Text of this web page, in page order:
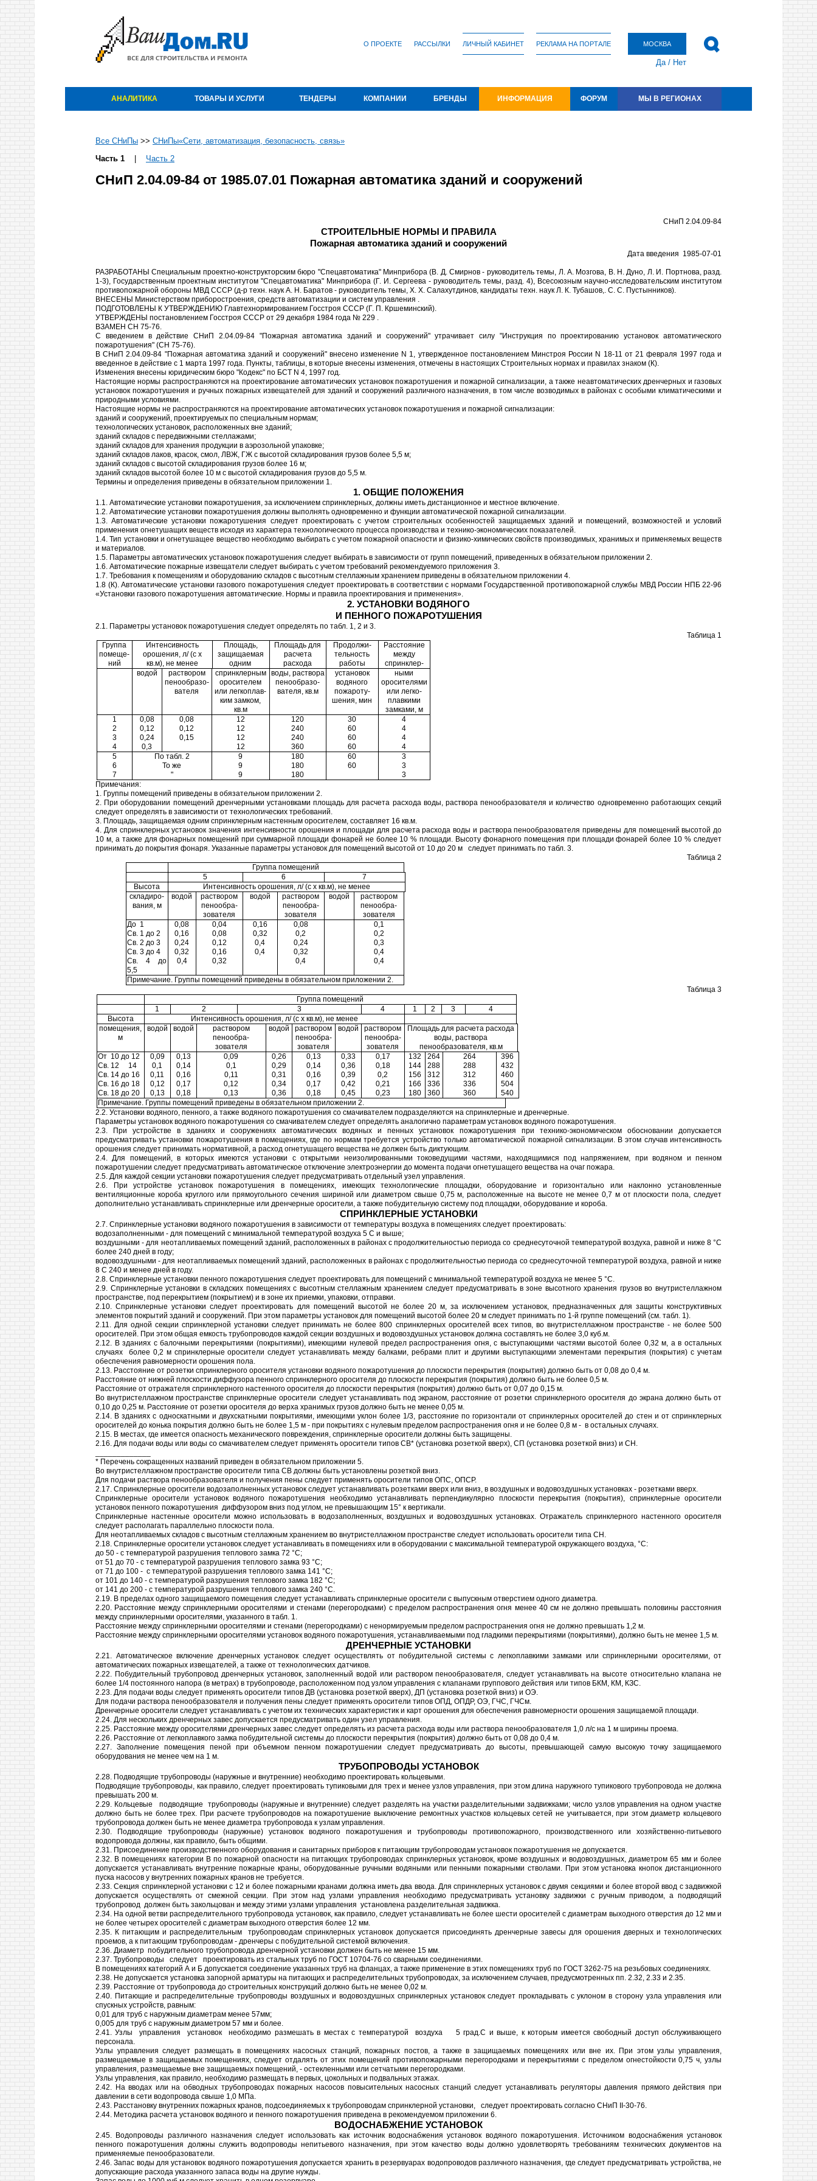
О ПРОЕКТЕ РАССЫЛКИ ЛИЧНЫЙ КАБИНЕТ РЕКЛАМА НА ПОРТАЛЕ МОСКВА
Да/ Нет
АНАЛИТИКА ТОВАРЫ И УСЛУГИ ТЕНДЕРЫ КОМПАНИИ БРЕНДЫ ИНФОРМАЦИЯ ФОРУМ МЫ В РЕГИОНАХ
Все СНиПы >> СНиПы«Сети, автоматизация, безопасность, связь»
Часть 1
Часть 2
СНиП 2.04.09-84 от 1985.07.01 Пожарная автоматика зданий и сооружений
СНиП 2.04.09-84
СТРОИТЕЛЬНЫЕ НОРМЫ И ПРАВИЛА
Пожарная автоматика зданий и сооружений
Дата введения 1985-07-01
РАЗРАБОТАНЫ Специальным проектно-конструкторским бюро "Спецавтоматика" Минприбора (В. Д. Смирнов - руководитель темы, Л. А. Мозгова, В. Н. Дуно, Л. И. Портнова, разд.
1-3), Государственным проектным институтом "Спецавтоматика" Минприбора (Г. И. Сергеева - руководитель темы, разд. 4), Всесоюзным научно-исследовательским институтом
противопожарной обороны МВД СССР (д-р техн. наук А. Н. Баратов - руководитель темы, Х. Х. Салахутдинов, кандидаты техн. наук Л. К. Тубашов,. С. С. Пустынников).
ВНЕСЕНЫ Министерством приборостроения, средств автоматизации и систем управления .
ПОДГОТОВЛЕНЫ К УТВЕРЖДЕНИЮ Главтехнормированием Госстроя СССР (Г. П. Кршеминский).
УТВЕРЖДЕНЫ постановлением Госстроя СССР от 29 декабря 1984 года № 229 .
ВЗАМЕН СН 75-76.
С введением в действие СНиП 2.04.09-84 "Пожарная автоматика зданий и сооружений" утрачивает силу "Инструкция по проектированию установок автоматического
пожаротушения" (СН 75-76).
В СНиП 2.04.09-84 "Пожарная автоматика зданий и сооружений" внесено изменение N 1, утвержденное постановлением Минстроя России N 18-11 от 21 февраля 1997 года и
введенное в действие с 1 марта 1997 года. Пункты, таблицы, в которые внесены изменения, отмечены в настоящих Строительных нормах и правилах знаком (К).
Изменения внесены юридическим бюро "Кодекс" по БСТ N 4, 1997 год.
Настоящие нормы распространяются на проектирование автоматических установок пожаротушения и пожарной сигнализации, а также неавтоматических дренчерных и газовых
установок пожаротушения и ручных пожарных извещателей для зданий и сооружений различного назначения, в том числе возводимых в районах с особыми климатическими и
природными условиями.
Настоящие нормы не распространяются на проектирование автоматических установок пожаротушения и пожарной сигнализации:
зданий и сооружений, проектируемых по специальным нормам;
технологических установок, расположенных вне зданий;
зданий складов с передвижными стеллажами;
зданий складов для хранения продукции в аэрозольной упаковке;
зданий складов лаков, красок, смол, ЛВЖ, ГЖ с высотой складирования грузов более 5,5 м;
зданий складов с высотой складирования грузов более 16 м;
зданий складов высотой более 10 м с высотой складирования грузов до 5,5 м.
Термины и определения приведены в обязательном приложении 1.
1. ОБЩИЕ ПОЛОЖЕНИЯ
1.1. Автоматические установки пожаротушения, за исключением спринклерных, должны иметь дистанционное и местное включение.
1.2. Автоматические установки пожаротушения должны выполнять одновременно и функции автоматической пожарной сигнализации.
1.3. Автоматические установки пожаротушения следует проектировать с учетом строительных особенностей защищаемых зданий и помещений, возможностей и условий
применения огнетушащих веществ исходя из характера технологического процесса производства и технико-экономических показателей.
1.4. Тип установки и огнетушащее вещество необходимо выбирать с учетом пожарной опасности и физико-химических свойств производимых, хранимых и применяемых веществ
и материалов.
1.5. Параметры автоматических установок пожаротушения следует выбирать в зависимости от групп помещений, приведенных в обязательном приложении 2.
1.6. Автоматические пожарные извещатели следует выбирать с учетом требований рекомендуемого приложения 3.
1.7. Требования к помещениям и оборудованию складов с высотным стеллажным хранением приведены в обязательном приложении 4.
1.8 (К). Автоматические установки газового пожаротушения следует проектировать в соответствии с нормами Государственной противопожарной службы МВД России НПБ 22-96
«Установки газового пожаротушения автоматические. Нормы и правила проектирования и применения».
2. УСТАНОВКИ ВОДЯНОГО
И ПЕННОГО ПОЖАРОТУШЕНИЯ
2.1. Параметры установок пожаротушения следует определять по табл. 1, 2 и 3.
Таблица 1
Группа
помеще-
ний
Интенсивность
орошения, л/ (с х
кв.м), не менее
Площадь,
защищаемая
одним
Площадь для
расчета
расхода
Продолжи-
тельность
работы
Расстояние
между
спринклер-
водой
раствором
пенообразо-
вателя
спринклерным
оросителем
или легкоплав-
ким замком,
кв.м
воды, раствора
пенообразо-
вателя, кв.м
установок
водяного
пожароту-
шения, мин
ными
оросителями
или легко-
плавкими
замками, м
1
2
3
4
0,08
0,12
0,24
0,3
0,08
0,12
0,15
12
12
12
12
120
240
240
360
30
60
60
60
4
4
4
4
5
6
7
По табл. 2
То же
"
9
9
9
180
180
180
60
60
3
3
3
Примечания:
1. Группы помещений приведены в обязательном приложении 2.
2. При оборудовании помещений дренчерными установками площадь для расчета расхода воды, раствора пенообразователя и количество одновременно работающих секций
следует определять в зависимости от технологических требований.
3. Площадь, защищаемая одним спринклерным настенным оросителем, составляет 16 кв.м.
4. Для спринклерных установок значения интенсивности орошения и площади для расчета расхода воды и раствора пенообразователя приведены для помещений высотой до
10 м, а также для фонарных помещений при суммарной площади фонарей не более 10 % площади. Высоту фонарного помещения при площади фонарей более 10 % следует
принимать до покрытия фонаря. Указанные параметры установок для помещений высотой от 10 до 20 м следует принимать по табл. 3.
Таблица 2
Группа помещений
5
6
7
Высота
Интенсивность орошения, л/ (с х кв.м), не менее
складиро-
вания, м
водой
раствором
пенообра-
зователя
водой
раствором
пенообра-
зователя
водой
раствором
пенообра-
зователя
До 1
Св. 1 до 2
Св. 2 до 3
Св. 3 до 4
Св. 4 до
5,5
0,08
0,16
0,24
0,32
0,4
0,04
0,08
0,12
0,16
0,32
0,16
0,32
0,4
0,4
0,08
0,2
0,24
0,32
0,4
0,1
0,2
0,3
0,4
0,4
Примечание. Группы помещений приведены в обязательном приложении 2.
Таблица 3
Группа помещений
1
2 3 4 1 2 3
4
Высота
Интенсивность орошения, л/ (с х кв.м), не менее
помещения,
м
водой водой
раствором
пенообра-
зователя
водой
раствором
пенообра-
зователя
водой
раствором
пенообра-
зователя
Площадь для расчета расхода
воды, раствора
пенообразователя, кв.м
От 10 до 12
Св. 12 14
Св. 14 до 16
Св. 16 до 18
Св. 18 до 20
0,09
0,1
0,11
0,12
0,13
0,13
0,14
0,16
0,17
0,18
0,09
0,1
0,11
0,12
0,13
0,26
0,29
0,31
0,34
0,36
0,13
0,14
0,16
0,17
0,18
0,33
0,36
0,39
0,42
0,45
0,17
0,18
0,2
0,21
0,23
132
144
156
166
180
264
288
312
336
360
264
288
312
336
360
396
432
460
504
540
Примечание. Группы помещений приведены в обязательном приложении 2.
2.2. Установки водяного, пенного, а также водяного пожаротушения со смачивателем подразделяются на спринклерные и дренчерные.
Параметры установок водяного пожаротушения со смачивателем следует определять аналогично параметрам установок водяного пожаротушения.
2.3. При устройстве в зданиях и сооружениях автоматических водяных и пенных установок пожаротушения при технико-экономическом обосновании допускается
предусматривать установки пожаротушения в помещениях, где по нормам требуется устройство только автоматической пожарной сигнализации. В этом случав интенсивность
орошения следует принимать нормативной, а расход огнетушащего вещества не должен быть диктующим.
2.4. Для помещений, в которых имеются установки с открытыми неизолированными токоведущими частями, находящимися под напряжением, при водяном и пенном
пожаротушении следует предусматривать автоматическое отключение электроэнергии до момента подачи огнетушащего вещества на очаг пожара.
2.5. Для каждой секции установки пожаротушения следует предусматривать отдельный узел управления.
2.6. При устройстве установок пожаротушения в помещениях, имеющих технологические площадки, оборудование и горизонтально или наклонно установленные
вентиляционные короба круглого или прямоугольного сечения шириной или диаметром свыше 0,75 м, расположенные на высоте не менее 0,7 м от плоскости пола, следует
дополнительно устанавливать спринклерные или дренчерные оросители, а также побудительную систему под площадки, оборудование и короба.
СПРИНКЛЕРНЫЕ УСТАНОВКИ
2.7. Спринклерные установки водяного пожаротушения в зависимости от температуры воздуха в помещениях следует проектировать:
водозаполненными - для помещений с минимальной температурой воздуха 5 С и выше;
воздушными - для неотапливаемых помещений зданий, расположенных в районах с продолжительностью периода со среднесуточной температурой воздуха, равной и ниже 8 °С
более 240 дней в году;
водовоздушными - для неотапливаемых помещений зданий, расположенных в районах с продолжительностью периода со среднесуточной температурой воздуха, равной и ниже
8 С 240 и менее дней в году.
2.8. Спринклерные установки пенного пожаротушения следует проектировать для помещений с минимальной температурой воздуха не менее 5 °С.
2.9. Спринклерные установки в складских помещениях с высотным стеллажным хранением следует предусматривать в зоне высотного хранения грузов во внутристеллажном
пространстве, под перекрытием (покрытием) и в зоне их приемки, упаковки, отправки.
2.10. Спринклерные установки следует проектировать для помещений высотой не более 20 м, за исключением установок, предназначенных для защиты конструктивных
элементов покрытий зданий и сооружений. При этом параметры установок для помещений высотой более 20 м следует принимать по 1-й группе помещений (см. табл. 1).
2.11. Для одной секции спринклерной установки следует принимать не более 800 спринклерных оросителей всех типов, во внутристеллажном пространстве - не более 500
оросителей. При этом общая емкость трубопроводов каждой секции воздушных и водовоздушных установок должна составлять не более 3,0 куб.м.
2.12. В зданиях с балочными перекрытиями (покрытиями), имеющими нулевой предел распространения огня, с выступающими частями высотой более 0,32 м, а в остальных
случаях более 0,2 м спринклерные оросители следует устанавливать между балками, ребрами плит и другими выступающими элементами перекрытия (покрытия) с учетам
обеспечения равномерности орошения пола.
2.13. Расстояние от розетки спринклерного оросителя установки водяного пожаротушения до плоскости перекрытия (покрытия) должно быть от 0,08 до 0,4 м.
Расстояние от нижней плоскости диффузора пенного спринклерного оросителя до плоскости перекрытия (покрытия) должно быть не более 0,5 м.
Расстояние от отражателя спринклерного настенного оросителя до плоскости перекрытия (покрытия) должно быть от 0,07 до 0,15 м.
Во внутристеллажном пространстве спринклерные оросители следует устанавливать под экраном, расстояние от розетки спринклерного оросителя до экрана должно быть от
0,10 до 0,25 м. Расстояние от розетки оросителя до верха хранимых грузов должно быть не менее 0,05 м.
2.14. В зданиях с односкатными и двухскатными покрытиями, имеющими уклон более 1/3, расстояние по горизонтали от спринклерных оросителей до стен и от спринклерных
оросителей до конька покрытия должно быть не более 1,5 м - при покрытиях с нулевым пределом распространения огня и не более 0,8 м - в остальных случаях.
2.15. В местах, где имеется опасность механического повреждения, спринклерные оросители должны быть защищены.
2.16. Для подачи воды или воды со смачивателем следует применять оросители типов СВ* (установка розеткой вверх), СП (установка розеткой вниз) и СН.
* Перечень сокращенных названий приведен в обязательном приложении 5.
Во внутристеллажном пространстве оросители типа СВ должны быть установлены розеткой вниз.
Для подачи раствора пенообразователя и получения пены следует применять оросители типов ОПС, ОПСР.
2.17. Спринклерные оросители водозаполненных установок следует устанавливать розетками вверх или вниз, в воздушных и водовоздушных установках - розетками вверх.
Спринклерные оросители установок водяного пожаротушения необходимо устанавливать перпендикулярно плоскости перекрытия (покрытия), спринклерные оросители
установок пенного пожаротушения диффузором вниз под углом, не превышающим 15° к вертикали.
Спринклерные настенные оросители можно использовать в водозаполненных, воздушных и водовоздушных установках. Отражатель спринклерного настенного оросителя
следует располагать параллельно плоскости пола.
Для неотапливаемых складов с высотным стеллажным хранением во внутристеллажном пространстве следует использовать оросители типа СН.
2.18. Спринклерные оросители установок следует устанавливать в помещениях или в оборудовании с максимальной температурой окружающего воздуха, °С:
до 50 - с температурой разрушения теплового замка 72 °С;
от 51 до 70 - с температурой разрушения теплового замка 93 °С;
от 71 до 100 - с температурой разрушения теплового замка 141 °С;
от 101 до 140 - с температурой разрушения теплового замка 182 °С;
от 141 до 200 - с температурой разрушения теплового замка 240 °С.
2.19. В пределах одного защищаемого помещения следует устанавливать спринклерные оросители с выпускным отверстием одного диаметра.
2.20. Расстояние между спринклерными оросителями и стенами (перегородками) с пределом распространения огня менее 40 см не должно превышать половины расстояния
между спринклерными оросителями, указанного в табл. 1.
Расстояние между спринклерными оросителями и стенами (перегородками) с ненормируемым пределом распространения огня не должно превышать 1,2 м.
Расстояние между спринклерными оросителями установок водяного пожаротушения, устанавливаемыми под гладкими перекрытиями (покрытиями), должно быть не менее 1,5 м.
ДРЕНЧЕРНЫЕ УСТАНОВКИ
2.21. Автоматическое включение дренчерных установок следует осуществлять от побудительной системы с легкоплавкими замками или спринклерными оросителями, от
автоматических пожарных извещателей, а также от технологических датчиков.
2.22. Побудительный трубопровод дренчерных установок, заполненный водой или раствором пенообразователя, следует устанавливать на высоте относительно клапана не
более 1/4 постоянного напора (в метрах) в трубопроводе, расположенном под узлом управления с клапанами группового действия или типов БКМ, КМ, КЗС.
2.23. Для подачи воды следует применять оросители типов ДВ (установка розеткой вверх), ДП (установка розеткой вниз) и ОЭ.
Для подачи раствора пенообразователя и получения пены следует применять оросители типов ОПД, ОПДР, ОЭ, ГЧС, ГЧСм.
Дренчерные оросители следует устанавливать с учетом их технических характеристик и карт орошения для обеспечения равномерности орошения защищаемой площади.
2.24. Для нескольких дренчерных завес допускается предусматривать один узел управления.
2.25. Расстояние между оросителями дренчерных завес следует определять из расчета расхода воды или раствора пенообразователя 1,0 л/с на 1 м ширины проема.
2.26. Расстояние от легкоплавкого замка побудительной системы до плоскости перекрытия (покрытия) должно быть от 0,08 до 0,4 м.
2.27. Заполнение помещения пеной при объемном пенном пожаротушении следует предусматривать до высоты, превышающей самую высокую точку защищаемого
оборудования не менее чем на 1 м.
ТРУБОПРОВОДЫ УСТАНОВОК
2.28. Подводящие трубопроводы (наружные и внутренние) необходимо проектировать кольцевыми.
Подводящие трубопроводы, как правило, следует проектировать тупиковыми для трех и менее узлов управления, при этом длина наружного тупикового трубопровода не должна
превышать 200 м.
2.29. Кольцевые подводящие трубопроводы (наружные и внутренние) следует разделять на участки разделительными задвижками; число узлов управления на одном участке
должно быть не более трех. При расчете трубопроводов на пожаротушение выключение ремонтных участков кольцевых сетей не учитывается, при этом диаметр кольцевого
трубопровода должен быть не менее диаметра трубопровода к узлам управления.
2.30. Подводящие трубопроводы (наружные) установок водяного пожаротушения и трубопроводы противопожарного, производственного или хозяйственно-питьевого
водопровода должны, как правило, быть общими.
2.31. Присоединение производственного оборудования и санитарных приборов к питающим трубопроводам установок пожаротушения не допускается.
2.32. В помещениях категории В по пожарной опасности на питающих трубопроводах спринклерных установок, кроме воздушных и водовоздушных, диаметром 65 мм и более
допускается устанавливать внутренние пожарные краны, оборудованные ручными водяными или пенными пожарными стволами. При этом установка кнопок дистанционного
пуска насосов у внутренних пожарных кранов не требуется.
2.33. Секция спринклерной установки с 12 и более пожарными кранами должна иметь два ввода. Для спринклерных установок с двумя секциями и более второй ввод с задвижкой
допускается осуществлять от смежной секции. При этом над узлами управления необходимо предусматривать установку задвижки с ручным приводом, а подводящий
трубопровод должен быть закольцован и между этими узлами управления установлена разделительная задвижка.
2.34. На одной ветви распределительного трубопровода установок, как правило, следует устанавливать не более шести оросителей с диаметрам выходного отверстия до 12 мм и
не более четырех оросителей с диаметрам выходного отверстия более 12 мм.
2.35. К питающим и распределительным трубопроводам спринклерных установок допускается присоединять дренчерные завесы для орошения дверных и технологических
проемов, а к питающим трубопроводам - дренчеры с побудительной системой включения.
2.36. Диаметр побудительного трубопровода дренчерной установки должен быть не менее 15 мм.
2.37. Трубопроводы следует проектировать из стальных труб по ГОСТ 10704-76 со сварными соединениями.
В помещениях категорий А и Б допускается соединение указанных труб на фланцах, а также применение в этих помещениях труб по ГОСТ 3262-75 на резьбовых соединениях.
2.38. Не допускается установка запорной арматуры на питающих и распределительных трубопроводах, за исключением случаев, предусмотренных пп. 2.32, 2.33 и 2.35.
2.39. Расстояние от трубопровода до строительных конструкций должно быть не менее 0,02 м.
2.40. Питающие и распределительные трубопроводы воздушных и водовоздушных спринклерных установок следует прокладывать с уклоном в сторону узла управления или
спускных устройств, равным:
0,01 для труб с наружным диаметрам менее 57мм;
0,005 для труб с наружным диаметром 57 мм и более.
2.41. Узлы управления установок необходимо размешать в местах с температурой воздуха 5 град.С и выше, к которым имеется свободный доступ обслуживающего
персонала.
Узлы управления следует размещать в помещениях насосных станций, пожарных постов, а также в защищаемых помещениях или вне их. При этом узлы управления,
размещаемые в защищаемых помещениях, следует отдалять от этих помещений противопожарными перегородками и перекрытиями с пределом огнестойкости 0,75 ч, узлы
управления, размещаемые вне защищаемых помещений, - остекленными или сетчатыми перегородками.
Узлы управления, как правило, необходимо размещать в первых, цокольных и подвальных этажах.
2.42. На вводах или на обводных трубопроводах пожарных насосов повысительных насосных станций следует устанавливать регуляторы давления прямого действия при
давлении в сети водопровода свыше 1,0 МПа.
2.43. Расстановку внутренних пожарных кранов, подсоединяемых к трубопроводам спринклерной установки, следует проектировать согласно СНиП II-30-76.
2.44. Методика расчета установок водяного и пенного пожаротушения приведена в рекомендуемом приложении 6.
ВОДОСНАБЖЕНИЕ УСТАНОВОК
2.45. Водопроводы различного назначения следует использовать как источник водоснабжения установок водяного пожаротушения. Источником водоснабжения установок
пенного пожаротушения должны служить водопроводы непитьевого назначения, при этом качество воды должно удовлетворять требованиям технических документов на
применяемые пенообразователи.
2.46. Запас воды для установок водяного пожаротушения допускается хранить в резервуарах водопроводов различного назначения, где следует предусматривать устройства, не
допускающие расхода указанного запаса воды на другие нужды.